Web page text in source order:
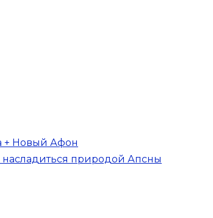
+ Новый Афон
насладиться природой Апсны